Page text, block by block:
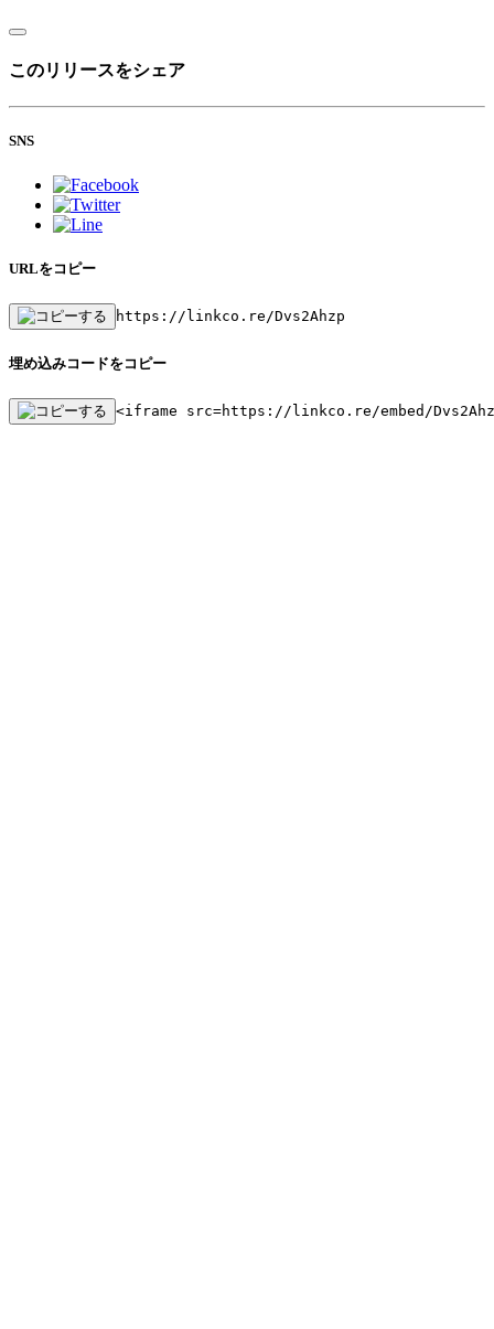
このリリースをシェア
SNS
URLをコピー
https://linkco.re/Dvs2Ahzp
埋め込みコードをコピー
<iframe src=https://linkco.re/embed/